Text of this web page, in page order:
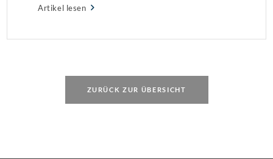
Artikel lesen
ZURÜCK ZUR ÜBERSICHT